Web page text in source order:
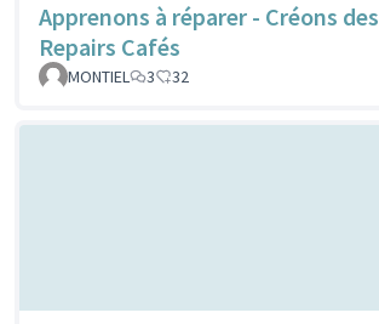
Apprenons à réparer - Créons des
Repairs Cafés
MONTIEL 3 32